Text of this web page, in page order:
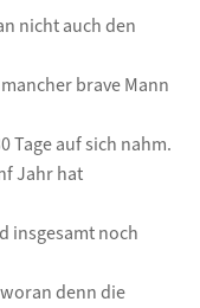
nicht auch den
brave Mann
Tage auf sich nahm.
Jahr hat
insgesamt noch
denn die